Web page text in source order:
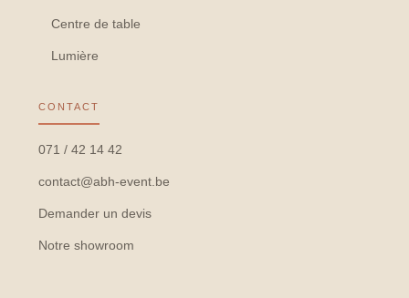
Centre de table
Lumière
CONTACT
071 / 42 14 42
contact@abh-event.be
Demander un devis
Notre showroom